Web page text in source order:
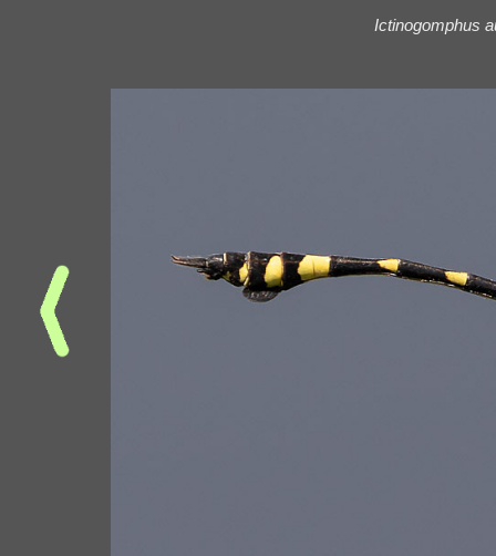
Ictinogomphus